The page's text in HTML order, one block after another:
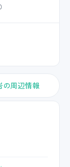
の周辺情報